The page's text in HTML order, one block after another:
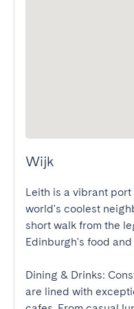
Wijk
Leith is a vibrant
world's coolest
short walk from the
Edinburgh's food
Dining & Drinks:
are lined with